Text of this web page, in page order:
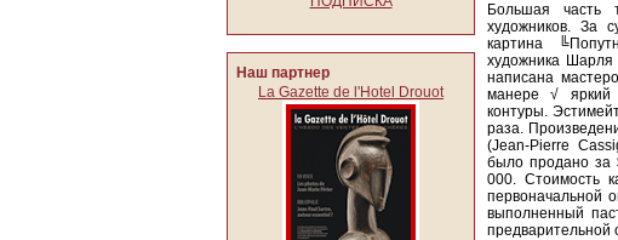
Наш партнер
La Gazette de l'Hotel Drouot
Большая часть
художников. За
картина
художника
написана
манере √
контуры.
раза.
(Jean-Pierre
было продано за
000. Стоимость
первоначальной
выполненный
предварительной